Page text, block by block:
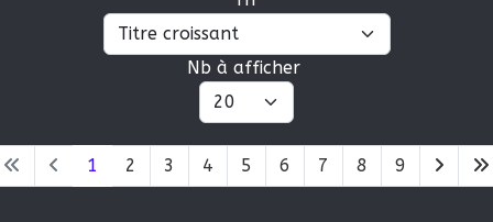
Nb à afficher
1 2 3 4 5 6 7 8 9